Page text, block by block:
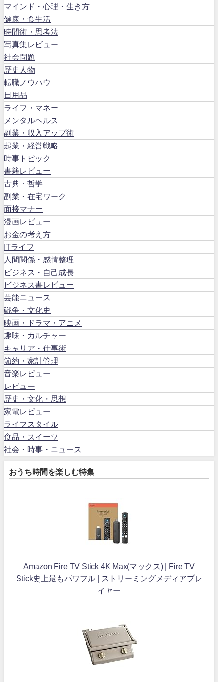
マインド・心理・生き方
健康・食生活
時間術・思考法
写真集レビュー
社会問題
歴史人物
転職ノウハウ
日用品
ライフ・マネー
メンタルヘルス
副業・収入アップ術
起業・経営戦略
時事トピック
書籍レビュー
古典・哲学
副業・在宅ワーク
面接マナー
漫画レビュー
お金の考え方
ITライフ
人間関係・感情整理
ビジネス・自己成長
ビジネス書レビュー
芸能ニュース
戦争・文化史
映画・ドラマ・アニメ
趣味・カルチャー
キャリア・仕事術
節約・家計管理
音楽レビュー
レビュー
歴史・文化・思想
家電レビュー
ライフスタイル
食品・スイーツ
社会・時事・ニュース
おうち時間を楽しむ特集
Amazon Fire TV Stick 4K Max(マックス) | Fire TV
Stick史上最もパワフル | ストリーミングメディアプレ
イヤー